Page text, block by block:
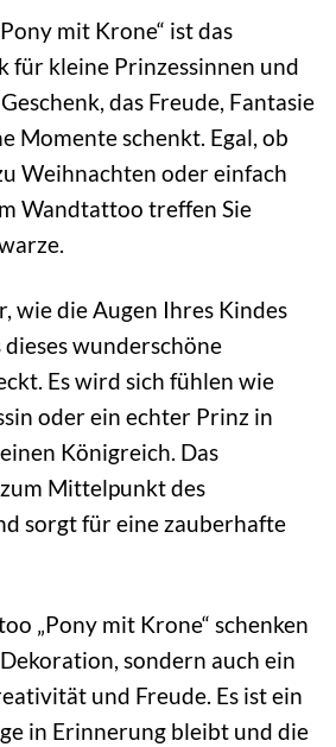
mit Krone“ ist das
für kleine Prinzessinnen und
das Freude, Fantasie
Momente schenkt. Egal, ob
Weihnachten oder einfach
Wandtattoo treffen Sie
wie die Augen Ihres Kindes
wunderschöne
Es wird sich fühlen wie
oder ein echter Prinz in
Königreich. Das
Mittelpunkt des
sorgt für eine zauberhafte
„Pony mit Krone“ schenken
sondern auch ein
und Freude. Es ist ein
in Erinnerung bleibt und die